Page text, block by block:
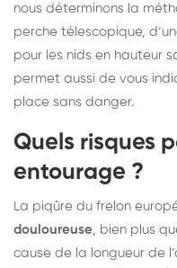
nous déterminons la
perche télescopique,
pour les nids en hauteur
permet aussi de vous
place sans danger.
Quels risques
entourage ?
La piqûre du frelon
douloureuse, bien plus
cause de la longueur de